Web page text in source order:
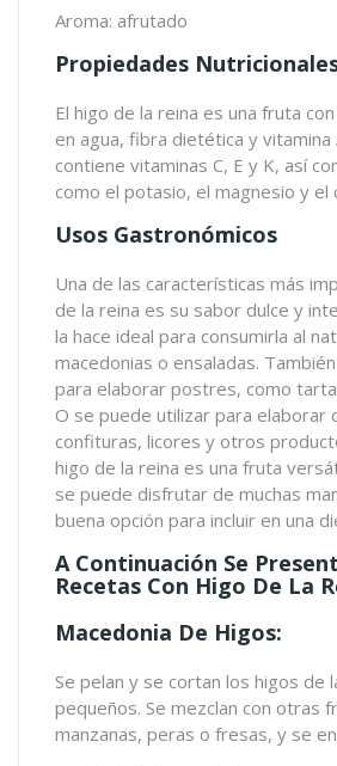
Aroma: afrutado
Propiedades
El higo de la reina es una fruta
en agua, fibra dietética y vitamina
contiene vitaminas C, E y K, así
como el potasio, el magnesio y el
Usos Gastronómicos
Una de las características más
de la reina es su sabor dulce y
la hace ideal para consumirla al
macedonias o ensaladas.
para elaborar postres, como
O se puede utilizar para elaborar
confituras, licores y otros
higo de la reina es una fruta
se puede disfrutar de muchas
buena opción para incluir en una
A Continuación Se
Recetas Con Higo De La
Macedonia De Higos:
Se pelan y se cortan los higos de
pequeños. Se mezclan con otras
manzanas, peras o fresas, y se